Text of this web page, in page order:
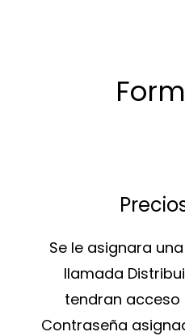
Se le asignara
llamada
tendran acceso
Contraseña